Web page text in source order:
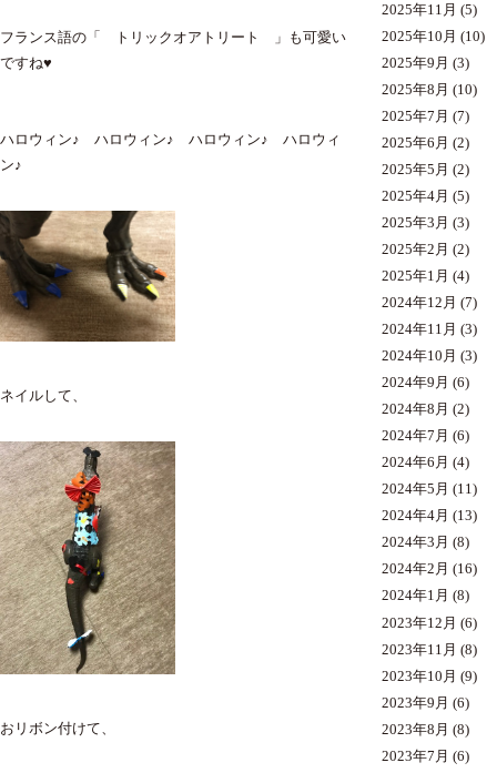
フランス語の「 トリックオアトリート 」も可愛い
ですね♥
ハロウィン♪ ハロウィン♪ ハロウィン♪ ハロウィ
ン♪
ネイルして、
おリボン付けて、
2025年11月 (5)
2025年10月 (10)
2025年9月 (3)
2025年8月 (10)
2025年7月 (7)
2025年6月 (2)
2025年5月 (2)
2025年4月 (5)
2025年3月 (3)
2025年2月 (2)
2025年1月 (4)
2024年12月 (7)
2024年11月 (3)
2024年10月 (3)
2024年9月 (6)
2024年8月 (2)
2024年7月 (6)
2024年6月 (4)
2024年5月 (11)
2024年4月 (13)
2024年3月 (8)
2024年2月 (16)
2024年1月 (8)
2023年12月 (6)
2023年11月 (8)
2023年10月 (9)
2023年9月 (6)
2023年8月 (8)
2023年7月 (6)